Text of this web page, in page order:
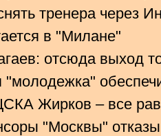
тренера через
в "Милане"
отсюда выход
"молодежка"
Жирков – все
"Москвы"